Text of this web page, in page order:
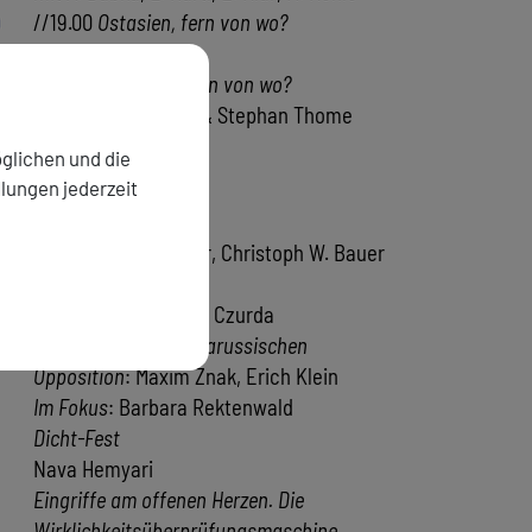
//19.00 Ostasien, fern von wo?
Leopold Federmair
Ostasien, fern von wo?
Leopold Federmair & Stephan Thome
2026
Lorenz Langenegger, Christoph W. Bauer
Werkporträt Elfriede Czurda
Literatur aus der belarussischen
Opposition: Maxim Znak, Erich Klein
Im Fokus: Barbara Rektenwald
Dicht-Fest
Nava Hemyari
Eingriffe am offenen Herzen. Die
und die
jederzeit